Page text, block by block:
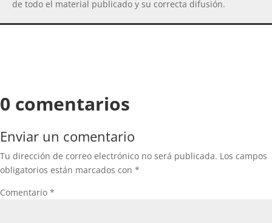
de todo el material publicado y su correcta difusión.
0 comentarios
Enviar un comentario
Tu dirección de correo electrónico no será publicada. Los campos
obligatorios están marcados con *
Comentario *